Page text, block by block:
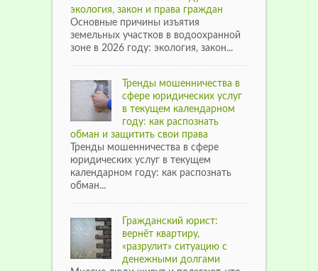
экология, закон и права граждан
Основные причины изъятия
земельных участков в водоохранной
зоне в 2026 году: экология, закон...
Тренды мошенничества в
сфере юридических услуг
в текущем календарном
году: как распознать
обман и защитить свои права
Тренды мошенничества в сфере
юридических услуг в текущем
календарном году: как распознать
обман...
Гражданский юрист:
вернёт квартиру,
«разрулит» ситуацию с
денежными долгами